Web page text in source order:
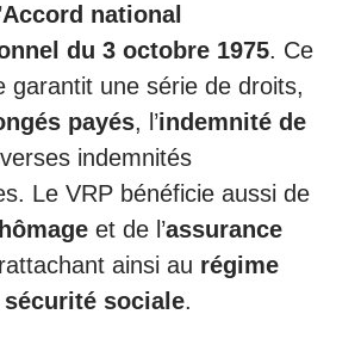
Accord national
du 3 octobre 1975. Ce
garantit une série de droits,
payés, l’indemnité de
indemnités
Le VRP bénéficie aussi de
et de l’assurance
ainsi au régime
sociale.